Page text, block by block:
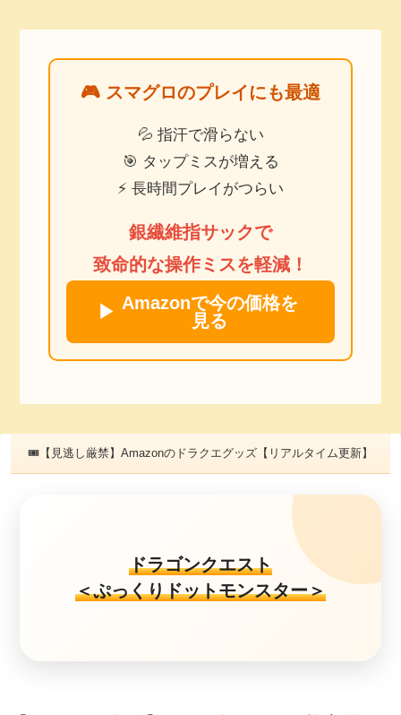
🎮 スマグロのプレイにも最適
💦 指汗で滑らない
🎯 タップミスが増える
⚡ 長時間プレイがつらい
銀繊維指サックで
致命的な操作ミスを軽減！
▶ Amazonで今の価格を
見る
🎟【見逃し厳禁】Amazonのドラクエグッズ【リアルタイム更新】
ドラゴンクエスト
＜ぷっくりドットモンスター＞